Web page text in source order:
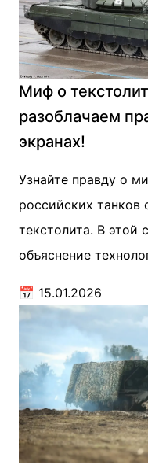
Миф о
разоблачаем
экранах!
Узнайте правду о
российских танков
текстолита. В этой
объяснение
📅 15.01.2026